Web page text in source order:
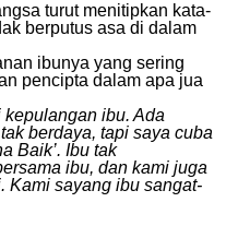
turut menitipkan kata-
berputus asa di dalam
ibunya yang sering
pencipta dalam apa jua
kepulangan ibu. Ada
berdaya, tapi saya cuba
Baik’. Ibu tak
ibu, dan kami juga
Kami sayang ibu sangat-